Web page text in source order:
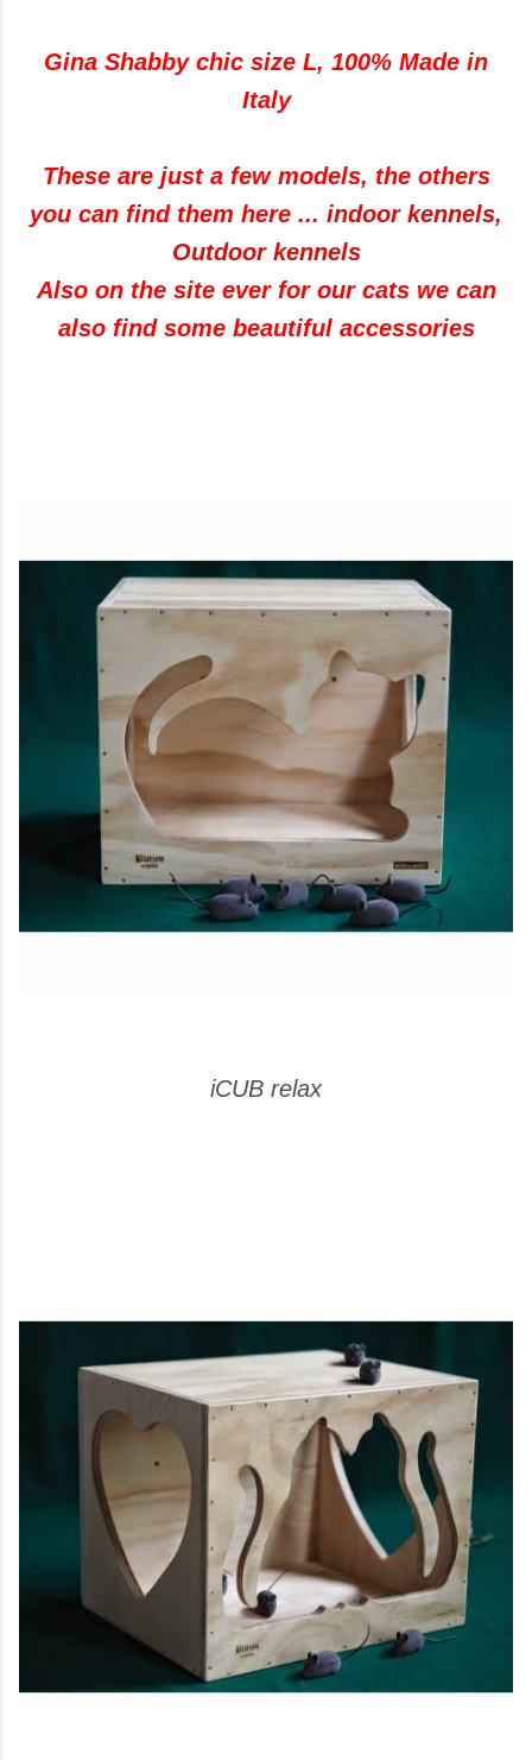
Gina Shabby chic size L, 100% Made in
Italy
These are just a few models, the others
you can find them here ... indoor kennels,
Outdoor kennels
Also on the site ever for our cats we can
also find some beautiful accessories
iCUB relax